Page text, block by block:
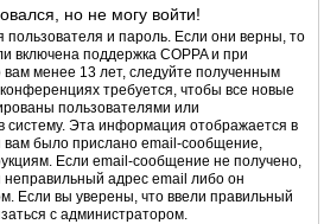
но не могу войти!
пользователя и пароль. Если они верны, то
включена поддержка COPPA и при
вам менее 13 лет, следуйте полученным
требуется, чтобы все новые
пользователями или
систему. Эта информация отображается в
вам было прислано email-сообщение,
Если email-сообщение не получено,
неправильный адрес email либо он
Если вы уверены, что ввели правильный
с администратором.